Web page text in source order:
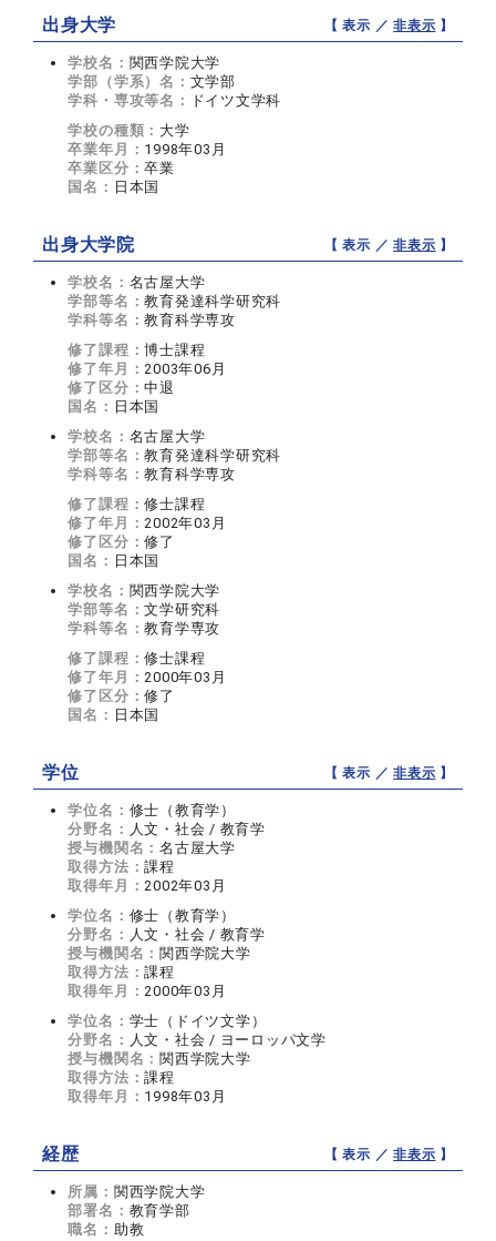
出身大学 【 表示 ／非表示 】
学校名： 関西学院大学
学部（学系）名： 文学部
学科・専攻等名：
ドイツ文学科
学校の種類： 大学
卒業年月： 1998年03月
卒業区分：卒業
国名： 日本国
出身大学院 【 表示 ／非表示 】
学校名： 名古屋大学
学部等名：教育発達科学研究科
学科等名：教育科学専攻
修了課程：博士課程
修了年月： 2003年06月
修了区分：中退
国名： 日本国
学校名： 名古屋大学
学部等名：教育発達科学研究科
学科等名：教育科学専攻
修了課程：修士課程
修了年月： 2002年03月
修了区分：修了
国名： 日本国
学校名： 関西学院大学
学部等名：文学研究科
学科等名：教育学専攻
修了課程：修士課程
修了年月： 2000年03月
修了区分：修了
国名： 日本国
学位 【 表示 ／非表示 】
学位名： 修士（教育学）
分野名： 人文・社会 / 教育学
授与機関名：名古屋大学
取得方法：課程
取得年月： 2002年03月
学位名： 修士（教育学）
分野名： 人文・社会 / 教育学
授与機関名： 関西学院大学
取得方法：課程
取得年月： 2000年03月
学位名： 学士（ドイツ文学）
分野名： 人文・社会 / ヨーロッパ文学
授与機関名： 関西学院大学
取得方法：課程
取得年月： 1998年03月
経歴 【 表示 ／非表示 】
所属： 関西学院大学
部署名： 教育学部
職名： 助教